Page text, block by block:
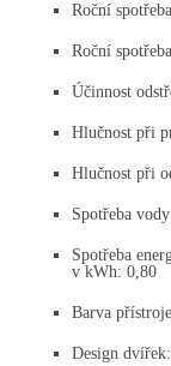
Roční
Roční
Účinnost
Hlučnost při
Hlučnost při
Spotřeba
Spotřeba
v kWh: 0,80
Barva
Design